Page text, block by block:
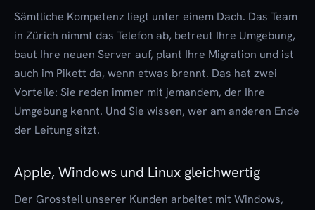
Sämtliche Kompetenz liegt unter einem Dach. Das Team
in Zürich nimmt das Telefon ab, betreut Ihre Umgebung,
baut Ihre neuen Server auf, plant Ihre Migration und ist
auch im Pikett da, wenn etwas brennt. Das hat zwei
Vorteile: Sie reden immer mit jemandem, der Ihre
Umgebung kennt. Und Sie wissen, wer am anderen Ende
der Leitung sitzt.
Apple, Windows und Linux gleichwertig
Der Grossteil unserer Kunden arbeitet mit Windows,